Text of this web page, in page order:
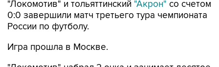
"Локомотив" и тольяттинский "Акрон" со счетом
0:0 завершили матч третьего тура чемпионата
России по футболу.
Игра прошла в Москве.